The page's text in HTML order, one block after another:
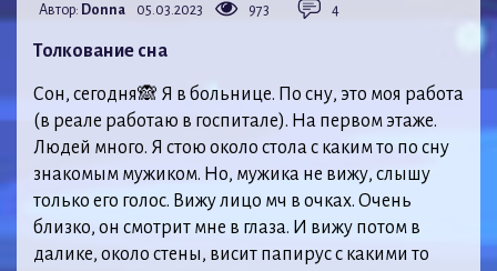
Автор: Donna 05.03.2023 973 4
Толкование сна
Сон, сегодня🙈 Я в больнице. По сну, это моя работа
(в реале работаю в госпитале). На первом этаже.
Людей много. Я стою около стола с каким то по сну
знакомым мужиком. Но, мужика не вижу, слышу
только его голос. Вижу лицо мч в очках. Очень
близко, он смотрит мне в глаза. И вижу потом в
далике, около стены, висит папирус с какими то